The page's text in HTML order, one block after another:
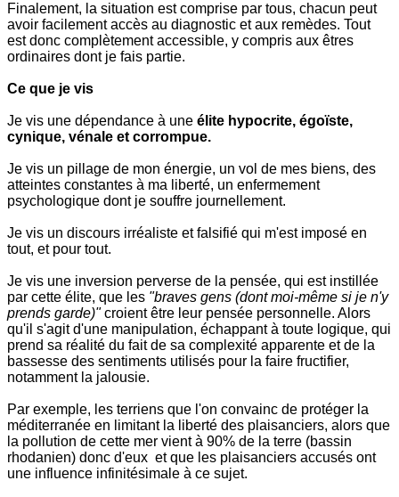
Finalement, la situation est comprise par tous, chacun peut
avoir facilement accès au diagnostic et aux remèdes. Tout
est donc complètement accessible, y compris aux êtres
ordinaires dont je fais partie.
Ce que je vis
Je vis une dépendance à une élite hypocrite, égoïste,
cynique, vénale et corrompue.
Je vis un pillage de mon énergie, un vol de mes biens, des
atteintes constantes à ma liberté, un enfermement
psychologique dont je souffre journellement.
Je vis un discours irréaliste et falsifié qui m'est imposé en
tout, et pour tout.
Je vis une inversion perverse de la pensée, qui est instillée
par cette élite, que les "braves gens (dont moi-même si je n'y
prends garde)"croient être leur pensée personnelle. Alors
qu'il s'agit d'une manipulation, échappant à toute logique, qui
prend sa réalité du fait de sa complexité apparente et de la
bassesse des sentiments utilisés pour la faire fructifier,
notamment la jalousie.
Par exemple, les terriens que l'on convainc de protéger la
méditerranée en limitant la liberté des plaisanciers, alors que
la pollution de cette mer vient à 90% de la terre (bassin
rhodanien) donc d'eux et que les plaisanciers accusés ont
une influence infinitésimale à ce sujet.